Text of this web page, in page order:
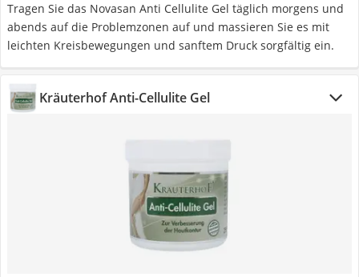
Tragen Sie das Novasan Anti Cellulite Gel täglich morgens und
abends auf die Problemzonen auf und massieren Sie es mit
leichten Kreisbewegungen und sanftem Druck sorgfältig ein.
Kräuterhof Anti-Cellulite Gel